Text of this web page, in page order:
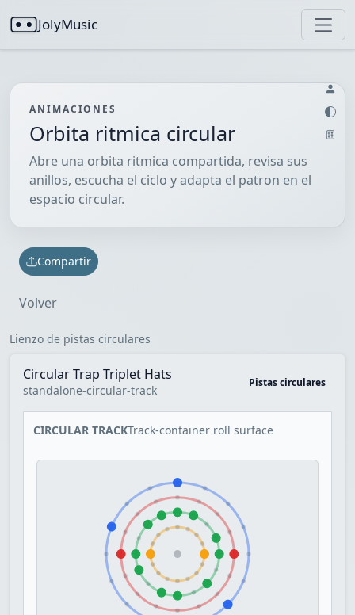
JolyMusic
ANIMACIONES
Orbita ritmica circular
Abre una orbita ritmica compartida, revisa sus
anillos, escucha el ciclo y adapta el patron en el
espacio circular.
Compartir
Volver
Lienzo de pistas circulares
Circular Trap Triplet Hats
standalone-circular-track
Pistas circulares
CIRCULAR TRACKTrack-container roll surface